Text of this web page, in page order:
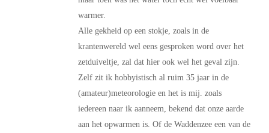
warmer.
Alle gekheid op een stokje, zoals in de
krantenwereld wel eens gesproken word over het
zetduiveltje, zal dat hier ook wel het geval zijn.
Zelf zit ik hobbyistisch al ruim 35 jaar in de
(amateur)meteorologie en het is mij. zoals
iedereen naar ik aanneem, bekend dat onze aarde
aan het opwarmen is. Of de Waddenzee een van de